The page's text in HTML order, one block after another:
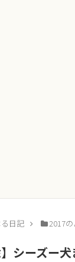
日記 2017
】シーズー